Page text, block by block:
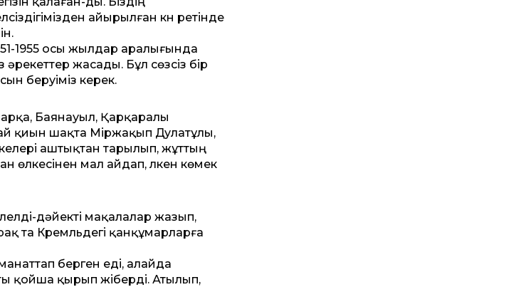
айырылған күн ретінде
1951-1955 осы жылдар аралығында
әрекеттер жасады. Бұл сөзсіз бір
беруіміз керек.
Баянауыл, Қарқаралы
қиын шақта Міржақып Дулатұлы,
аштықтан тарылып, жұттың
өлкесінен мал айдап, үлкен көмек
дәйекті мақалалар жазып,
та Кремльдегі қанқұмарларға
берген еді, алайда
қойша қырып жіберді. Атылып,